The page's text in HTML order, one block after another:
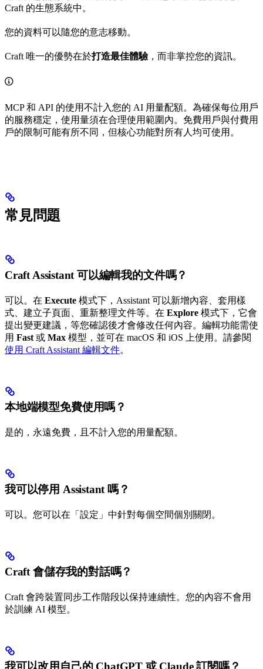
Craft 的生態系統中。
您的資料可以隨您的意志移動。
Craft 唯一的優勢在於打造最佳體驗，而非掌控您的資訊。
MCP 和 API 的使用不計入您的 AI 用量配額。為確保每位用戶
的服務穩定，使用量須在合理使用範圍內。免費用戶與付費用
戶的限制可能有所不同，但核心功能對所有人均可使用。
常見問題
Craft Assistant 可以編輯我的文件嗎？
可以。在 Execute 模式下，Assistant 可以新增內容、套用樣
式、建立子頁面、重新整理文件等。在 Explore 模式下，它會
提出變更建議，等您確認後才會修改任何內容。編輯功能需使
用 Fast 或 Max 模型，並可在 macOS 和 iOS 上使用。請參閱
使用 Craft Assistant 編輯文件。
本地端模型免費使用嗎？
是的，永遠免費，且不計入您的用量配額。
我可以停用 Assistant 嗎？
可以。您可以在「設定」中針對每個空間個別關閉。
Craft 會儲存我的對話嗎？
Craft 會跨裝置同步工作階段以保持連續性。您的內容不會用
於訓練 AI 模型。
我可以改用自己的 ChatGPT 或 Claude 訂閱嗎？